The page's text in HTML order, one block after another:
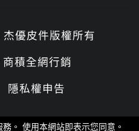
優皮件版權所有
商積全網行銷
隱私權申告
。 使用本網站即表示您同意。